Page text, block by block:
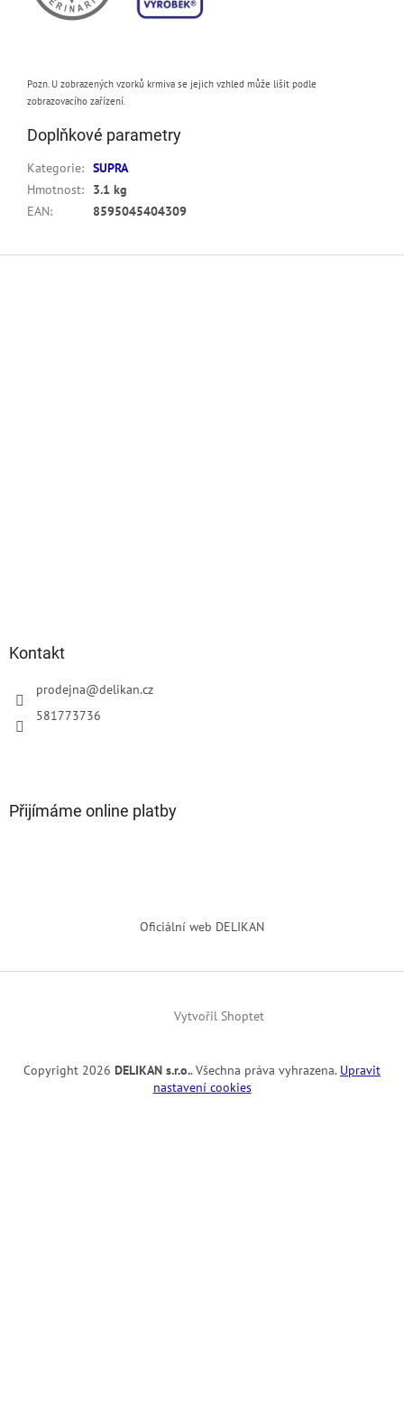
Pozn. U zobrazených vzorků krmiva se jejich vzhled může lišit podle
zobrazovacího zařízení.
Doplňkové parametry
Kategorie: SUPRA
Hmotnost:
3.1 kg
EAN: 8595045404309
Kontakt
prodejna@delikan.cz
581773736
Přijímáme online platby
Oficiální web DELIKAN
Vytvořil Shoptet
Copyright 2026 DELIKAN s.r.o.. Všechna práva vyhrazena. Upravit
nastavení cookies